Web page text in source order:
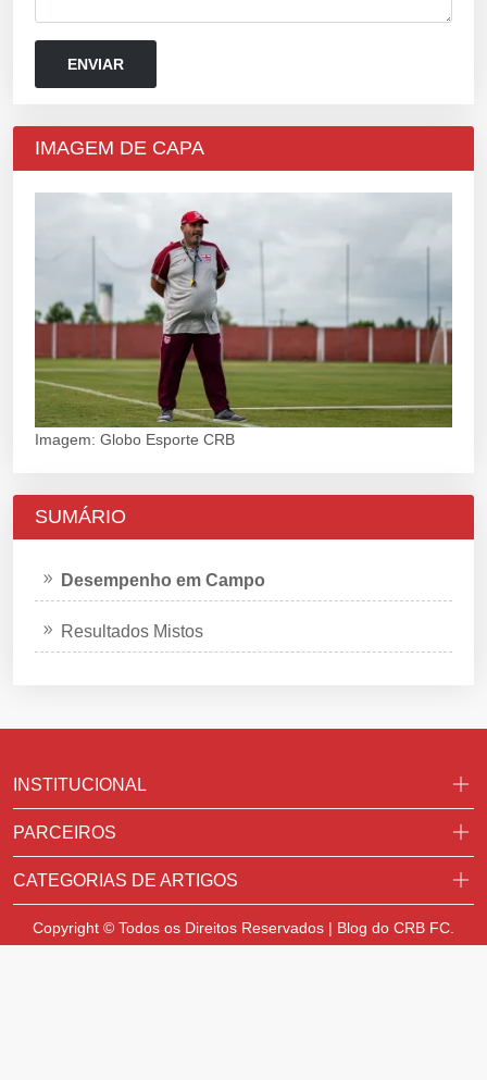
IMAGEM DE CAPA
Imagem: Globo Esporte CRB
SUMÁRIO
Desempenho em Campo
Resultados Mistos
INSTITUCIONAL
PARCEIROS
CATEGORIAS DE ARTIGOS
Copyright © Todos os Direitos Reservados | Blog do CRB FC.